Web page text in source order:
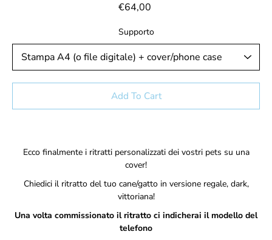
€64,00
Supporto
Select variant
Add To Cart
this
available:
Ecco finalmente i ritratti personalizzati dei vostri pets su una
cover!
Chiedici il ritratto del tuo cane/gatto in versione regale, dark,
vittoriana!
Una volta commissionato il ritratto ci indicherai il modello del
telefono